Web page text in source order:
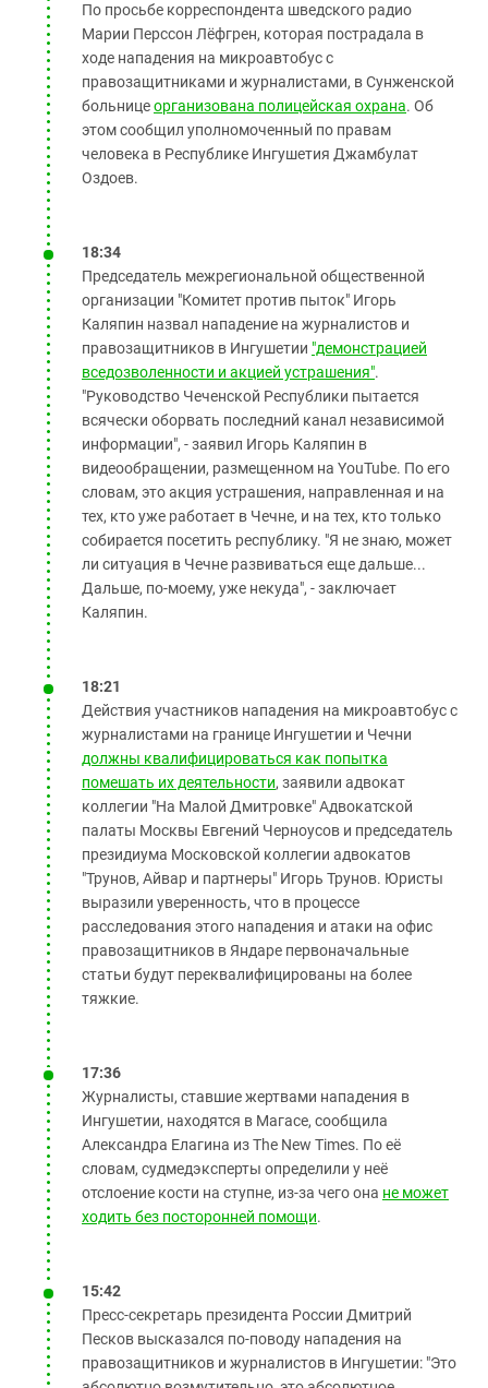
По просьбе корреспондента шведского радио
Марии Перссон Лёфгрен, которая пострадала в
ходе нападения на микроавтобус с
правозащитниками и журналистами, в Сунженской
больницеорганизована полицейская охрана. Об
этом сообщил уполномоченный по правам
человека в Республике Ингушетия Джамбулат
Оздоев.
18:34
Председатель межрегиональной общественной
организации "Комитет против пыток" Игорь
Каляпин назвал нападение на журналистов и
правозащитников в Ингушетии "демонстрацией
вседозволенности и акцией устрашения".
"Руководство Чеченской Республики пытается
всячески оборвать последний канал независимой
информации", - заявил Игорь Каляпин в
видеообращении, размещенном на YouTube. По его
словам, это акция устрашения, направленная и на
тех, кто уже работает в Чечне, и на тех, кто только
собирается посетить республику. "Я не знаю, может
ли ситуация в Чечне развиваться еще дальше...
Дальше, по-моему, уже некуда", - заключает
Каляпин.
18:21
Действия участников нападения на микроавтобус с
журналистами на границе Ингушетии и Чечни
должны квалифицироваться как попытка
помешать их деятельности, заявили адвокат
коллегии "На Малой Дмитровке" Адвокатской
палаты Москвы Евгений Черноусов и председатель
президиума Московской коллегии адвокатов
"Трунов, Айвар и партнеры" Игорь Трунов. Юристы
выразили уверенность, что в процессе
расследования этого нападения и атаки на офис
правозащитников в Яндаре первоначальные
статьи будут переквалифицированы на более
тяжкие.
17:36
Журналисты, ставшие жертвами нападения в
Ингушетии, находятся в Магасе, сообщила
Александра Елагина из The New Times. По её
словам, судмедэксперты определили у неё
отслоение кости на ступне, из-за чего она не может
ходить без посторонней помощи.
15:42
Пресс-секретарь президента России Дмитрий
Песков высказался по-поводу нападения на
правозащитников и журналистов в Ингушетии: "Это